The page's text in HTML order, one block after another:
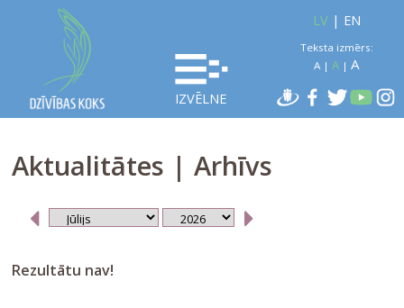
IZVĒLNE
LV| EN
Teksta izmērs:
A| A| A
Aktualitātes | Arhīvs
Rezultātu nav!